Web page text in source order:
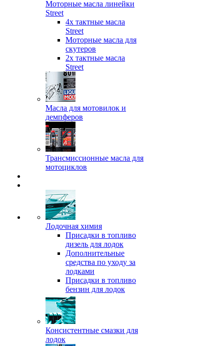
Моторные масла линейки
Street
4х тактные масла
Street
Моторные масла для
скутеров
2х тактные масла
Street
Масла для мотовилок и
демпферов
Трансмиссионные масла для
мотоциклов
Лодочная химия
Присадки в топливо
дизель для лодок
Дополнительные
средства по уходу за
лодками
Присадки в топливо
бензин для лодок
Консистентные смазки для
лодок